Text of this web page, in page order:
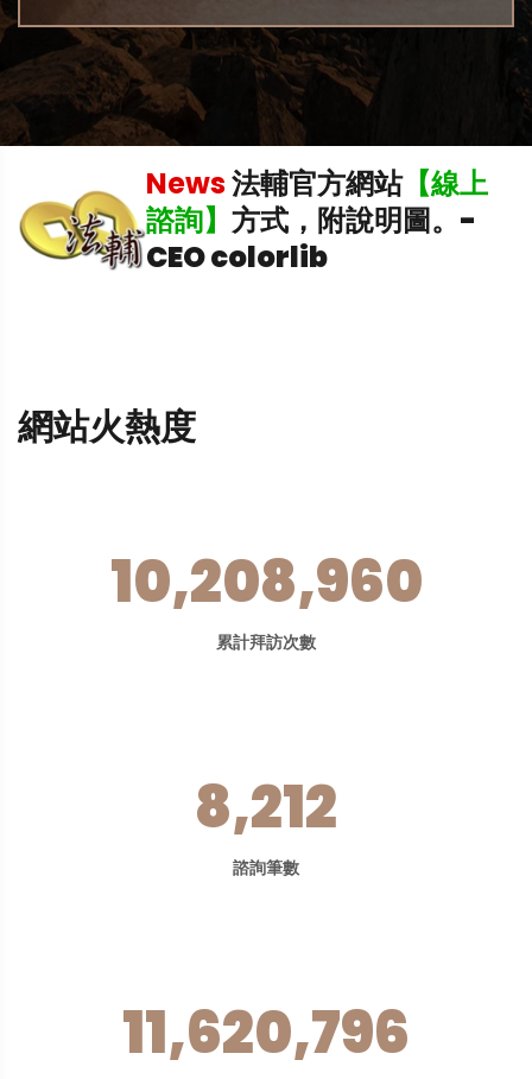
News法輔官方網站【線上
諮詢】 方式，附說明圖。 -
CEO colorlib
網站火熱度
10,208,960
累計拜訪次數
8,212
諮詢筆數
11,620,796